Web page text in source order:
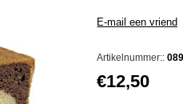
Artikelnummer::
€12,50